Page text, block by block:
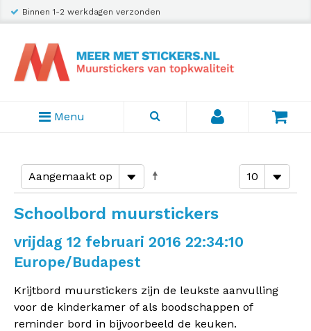
Binnen 1-2 werkdagen verzonden
Menu
Schoolbord muurstickers
vrijdag 12 februari 2016 22:34:10
Europe/Budapest
Krijtbord muurstickers zijn de leukste aanvulling
voor de kinderkamer of als boodschappen of
reminder bord in bijvoorbeeld de keuken.